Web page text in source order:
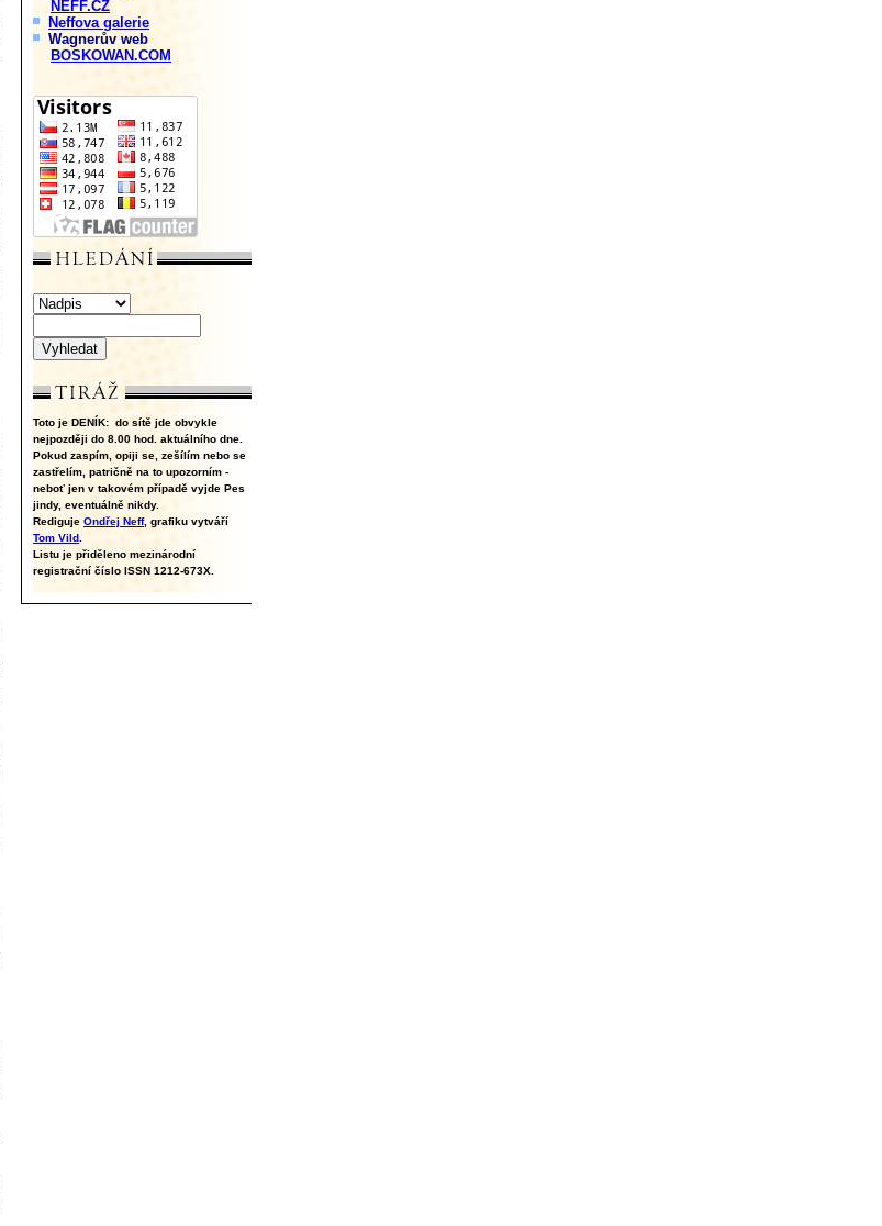
NEFF.CZ
Neffova galerie
Wagnerův web
BOSKOWAN.COM
Toto je DENÍK: do sítě jde obvykle
nejpozději do 8.00 hod. aktuálního dne.
Pokud zaspím, opiji se, zešílím nebo se
zastřelím, patričně na to upozorním -
neboť jen v takovém případě vyjde Pes
jindy, eventuálně nikdy.
Rediguje Ondřej Neff, grafiku vytváří
Tom Vild
Listu je přiděleno mezinárodní
registrační číslo ISSN 1212-673X.